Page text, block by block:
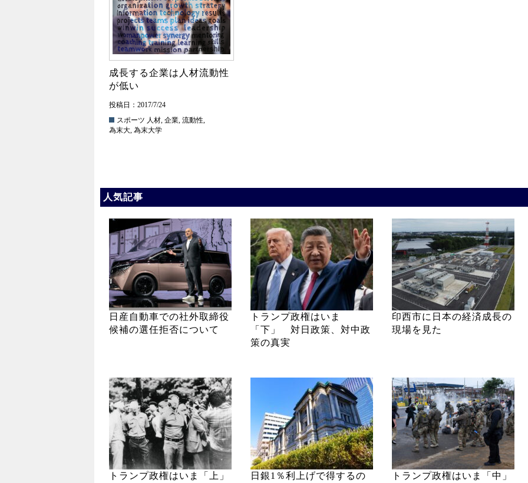
成長する企業は人材流動性
が低い
投稿日：2017/7/24
スポーツ 人材, 企業, 流動性,
為末大, 為末大学
人気記事
日産自動車での社外取締役
候補の選任拒否について
トランプ政権はいま
「下」 対日政策、対中政
策の真実
印西市に日本の経済成長の
現場を見た
トランプ政権はいま「上」
日銀1％利上げで得するの
トランプ政権はいま「中」